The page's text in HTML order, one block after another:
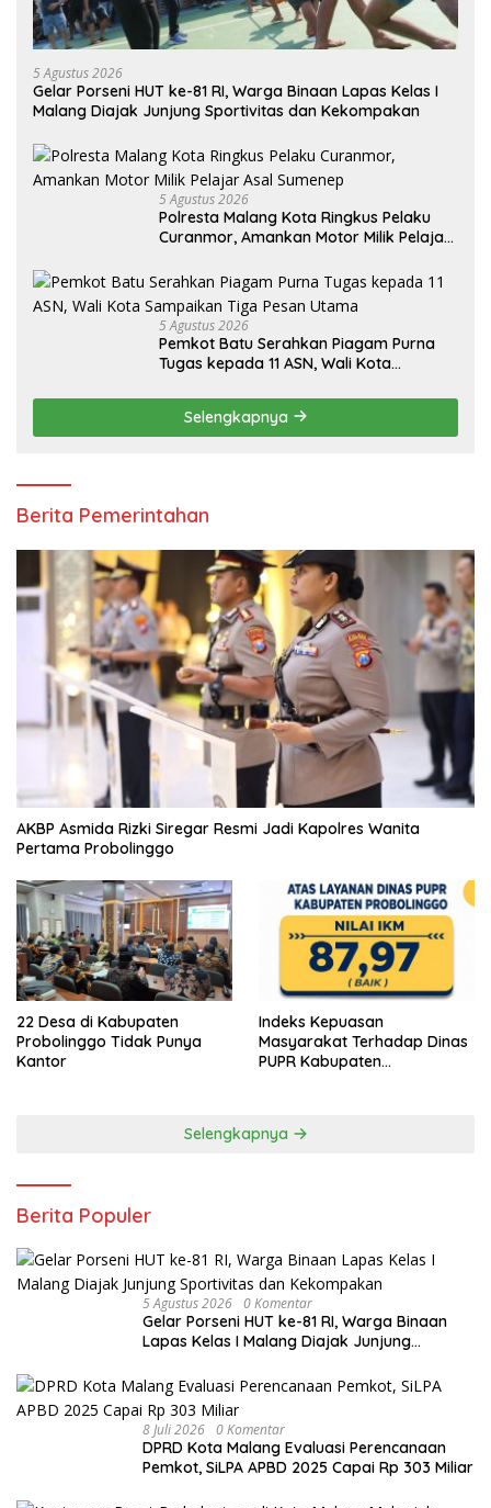
5 Agustus 2026
Gelar Porseni HUT ke-81 RI, Warga Binaan Lapas Kelas I
Malang Diajak Junjung Sportivitas dan Kekompakan
5 Agustus 2026
Polresta Malang Kota Ringkus Pelaku
Curanmor, Amankan Motor Milik Pelajar
5 Agustus 2026
Pemkot Batu Serahkan Piagam Purna
Tugas kepada 11 ASN, Wali Kota
Selengkapnya
Berita Pemerintahan
AKBP Asmida Rizki Siregar Resmi Jadi Kapolres Wanita
Pertama Probolinggo
22 Desa di Kabupaten
Probolinggo Tidak Punya
Kantor
Indeks Kepuasan
Masyarakat Terhadap Dinas
PUPR Kabupaten
Selengkapnya
Berita Populer
5 Agustus 2026 0 Komentar
Gelar Porseni HUT ke-81 RI, Warga Binaan
Lapas Kelas I Malang Diajak Junjung
8 Juli 2026 0 Komentar
DPRD Kota Malang Evaluasi Perencanaan
Pemkot, SiLPA APBD 2025 Capai Rp 303 Miliar